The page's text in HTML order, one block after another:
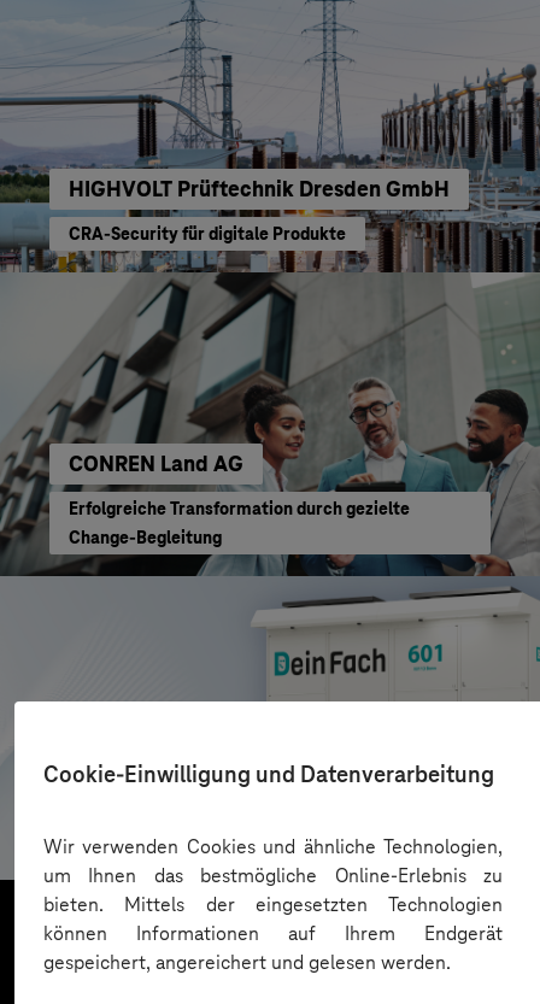
Cookie-Einwilligung und Datenverarbeitung
Wir verwenden Cookies und ähnliche Technologien,
um Ihnen das bestmögliche Online-Erlebnis zu
bieten. Mittels der eingesetzten Technologien
können Informationen auf Ihrem Endgerät
gespeichert, angereichert und gelesen werden.
HIGHVOLT Prüftechnik Dresden GmbH
CRA-Security für digitale Produkte
CONREN Land AG
Erfolgreiche Transformation durch gezielte
Change-Begleitung
AZL DeinFach
Digitale Plattform für Paketautomatennetzwerk
Mehr laden